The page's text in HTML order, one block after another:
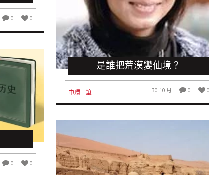
0 0
0 0
是誰把荒漠變仙境？
中環一筆 30 10 月 0 0